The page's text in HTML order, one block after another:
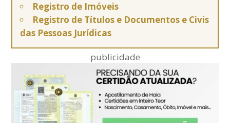
Registro de Imóveis
Registro de Títulos e Documentos e Civis
das Pessoas Jurídicas
publicidade